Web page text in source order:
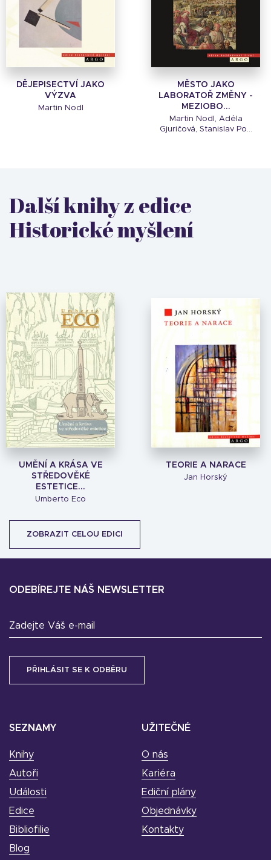
DĚJEPISECTVÍ JAKO
VÝZVA
Martin Nodl
MĚSTO JAKO
LABORATOŘ ZMĚNY -
MEZIOBO...
Martin Nodl, Adéla
Gjuričová, Stanislav Po...
Další knihy z edice
Historické myšlení
UMĚNÍ A KRÁSA VE
STŘEDOVĚKÉ
ESTETICE...
Umberto Eco
TEORIE A NARACE
Jan Horský
ZOBRAZIT CELOU EDICI
SEZNAMY
Knihy
Autoři
Události
Edice
Bibliofilie
Blog
UŽITEČNÉ
O nás
Kariéra
Ediční plány
Objednávky
Kontakty
ODEBÍREJTE NÁŠ NEWSLETTER
Zadejte Váš e-mail